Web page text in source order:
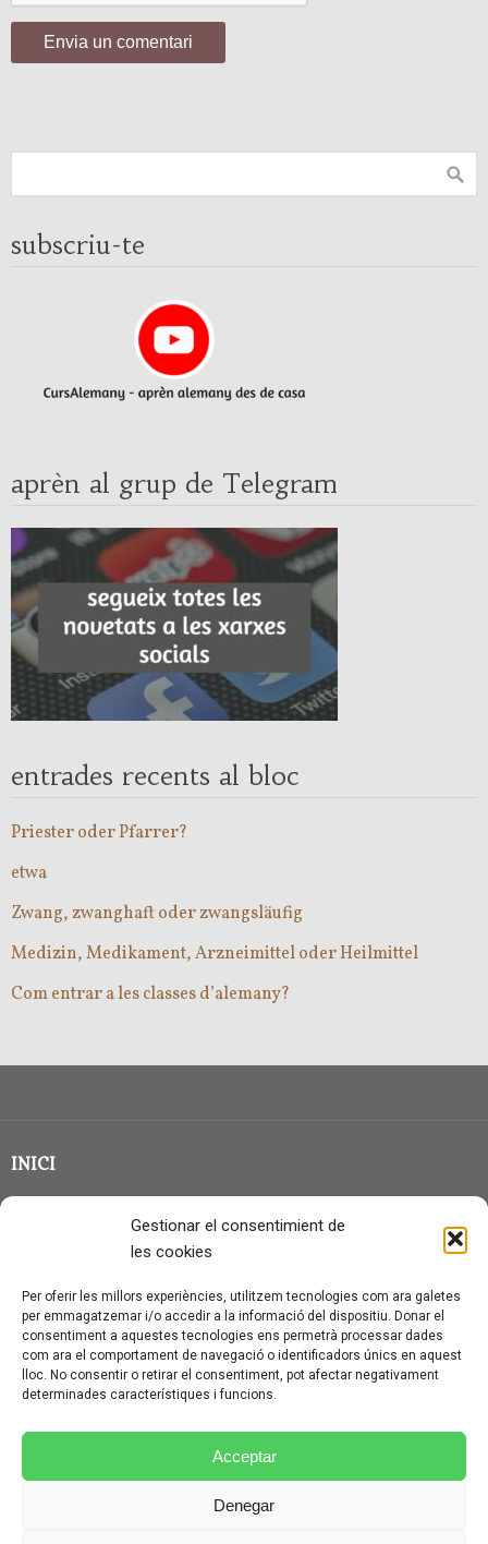
Gestionar el consentimient de
les cookies
Per oferir les millors experiències, utilitzem tecnologies com ara galetes
per emmagatzemar i/o accedir a la informació del dispositiu. Donar el
consentiment a aquestes tecnologies ens permetrà processar dades
com ara el comportament de navegació o identificadors únics en aquest
lloc. No consentir o retirar el consentiment, pot afectar negativament
determinades característiques i funcions.
Acceptar
Denegar
subscriu-te
aprèn al grup de Telegram
entrades recents al bloc
Priester oder Pfarrer?
etwa
Zwang, zwanghaft oder zwangsläufig
Medizin, Medikament, Arzneimittel oder Heilmittel
Com entrar a les classes d’alemany?
INICI
QUI SOC?
CONTACTE
AVÍS LEGAL I PROTECCIÓ DE DADES
POLÍTICA DE COOKIES (UE)
CONDICIONS PARTICULARS D’ÚS I CONTRACTACIÓ
POLÍTICA DE PRIVACITAT